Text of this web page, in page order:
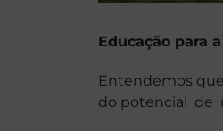
Educação para a
Entendemos
do potencial de